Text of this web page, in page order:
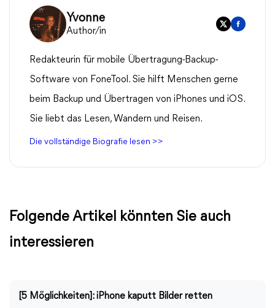
Yvonne
Author/in
Redakteurin für mobile Übertragung-Backup-
Software von FoneTool. Sie hilft Menschen gerne
beim Backup und Übertragen von iPhones und iOS.
Sie liebt das Lesen, Wandern und Reisen.
Die vollständige Biografie lesen >>
Folgende Artikel könnten Sie auch
interessieren
[5 Möglichkeiten]: iPhone kaputt Bilder retten